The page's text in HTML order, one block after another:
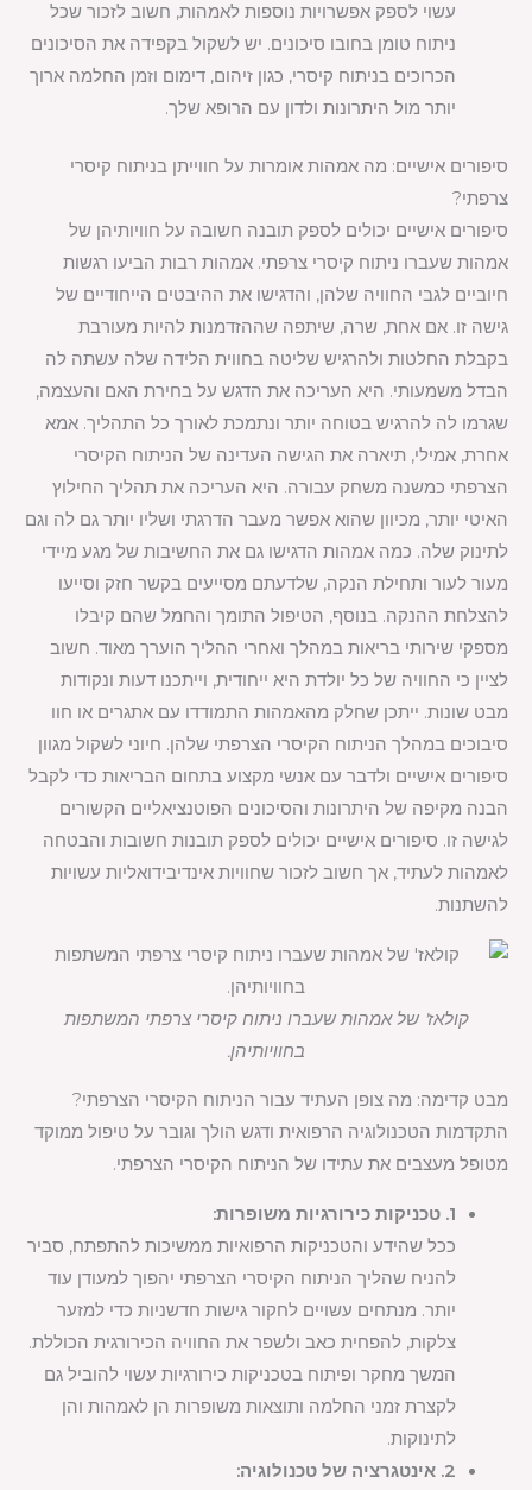
עשוי לספק אפשרויות נוספות לאמהות, חשוב לזכור שכל
ניתוח טומן בחובו סיכונים. יש לשקול בקפידה את הסיכונים
הכרוכים בניתוח קיסרי, כגון זיהום, דימום וזמן החלמה ארוך
יותר מול היתרונות ולדון עם הרופא שלך.
סיפורים אישיים: מה אמהות אומרות על חווייתן בניתוח קיסרי
צרפתי?
סיפורים אישיים יכולים לספק תובנה חשובה על חוויותיהן של
אמהות שעברו ניתוח קיסרי צרפתי. אמהות רבות הביעו רגשות
חיוביים לגבי החוויה שלהן, והדגישו את ההיבטים הייחודיים של
גישה זו. אם אחת, שרה, שיתפה שההזדמנות להיות מעורבת
בקבלת החלטות ולהרגיש שליטה בחווית הלידה שלה עשתה לה
הבדל משמעותי. היא העריכה את הדגש על בחירת האם והעצמה,
שגרמו לה להרגיש בטוחה יותר ונתמכת לאורך כל התהליך. אמא
אחרת, אמילי, תיארה את הגישה העדינה של הניתוח הקיסרי
הצרפתי כמשנה משחק עבורה. היא העריכה את תהליך החילוץ
האיטי יותר, מכיוון שהוא אפשר מעבר הדרגתי ושליו יותר גם לה וגם
לתינוק שלה. כמה אמהות הדגישו גם את החשיבות של מגע מיידי
מעור לעור ותחילת הנקה, שלדעתם מסייעים בקשר חזק וסייעו
להצלחת ההנקה. בנוסף, הטיפול התומך והחמל שהם קיבלו
מספקי שירותי בריאות במהלך ואחרי ההליך הוערך מאוד. חשוב
לציין כי החוויה של כל יולדת היא ייחודית, וייתכנו דעות ונקודות
מבט שונות. ייתכן שחלק מהאמהות התמודדו עם אתגרים או חוו
סיבוכים במהלך הניתוח הקיסרי הצרפתי שלהן. חיוני לשקול מגוון
סיפורים אישיים ולדבר עם אנשי מקצוע בתחום הבריאות כדי לקבל
הבנה מקיפה של היתרונות והסיכונים הפוטנציאליים הקשורים
לגישה זו. סיפורים אישיים יכולים לספק תובנות חשובות והבטחה
לאמהות לעתיד, אך חשוב לזכור שחוויות אינדיבידואליות עשויות
להשתנות.
קולאז' של אמהות שעברו ניתוח קיסרי צרפתי המשתפות
בחוויותיהן.
מבט קדימה: מה צופן העתיד עבור הניתוח הקיסרי הצרפתי?
התקדמות הטכנולוגיה הרפואית ודגש הולך וגובר על טיפול ממוקד
מטופל מעצבים את עתידו של הניתוח הקיסרי הצרפתי.
1. טכניקות כירורגיות משופרות:
ככל שהידע והטכניקות הרפואיות ממשיכות להתפתח, סביר
להניח שהליך הניתוח הקיסרי הצרפתי יהפוך למעודן עוד
יותר. מנתחים עשויים לחקור גישות חדשניות כדי למזער
צלקות, להפחית כאב ולשפר את החוויה הכירורגית הכוללת.
המשך מחקר ופיתוח בטכניקות כירורגיות עשוי להוביל גם
לקצרת זמני החלמה ותוצאות משופרות הן לאמהות והן
לתינוקות.
2. אינטגרציה של טכנולוגיה: